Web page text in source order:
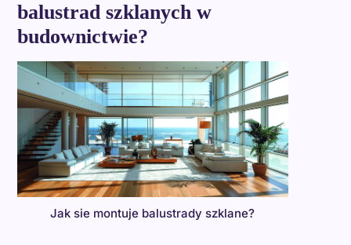
balustrad szklanych w
budownictwie?
Jak sie montuje balustrady szklane?